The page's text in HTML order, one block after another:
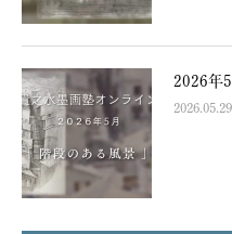
2026年
2026.05.29